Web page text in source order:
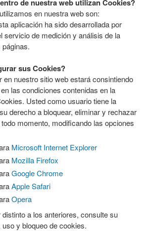
de nuestra web utilizan Cookies?
en nuestra web son:
aplicación ha sido desarrollada por
servicio de medición y análisis de la
sus Cookies?
en nuestro sitio web estará consintiendo
las condiciones contenidas en la
Usted como usuario tiene la
derecho a bloquear, eliminar y rechazar
momento, modificando las opciones
Microsoft Internet Explorer
Mozilla Firefox
Google Chrome
Apple Safari
Opera
a los anteriores, consulte su
y bloqueo de cookies.